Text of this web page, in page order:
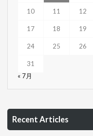
10 11 12
17 18 19
24 25 26
31
« 7月
Recent Articles